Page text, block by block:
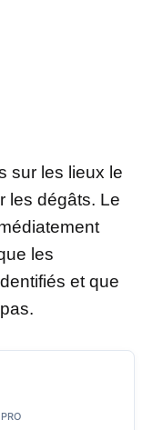
sur les lieux le
les dégâts. Le
les
et que